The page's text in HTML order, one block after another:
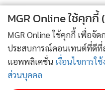
ทั้งนี้ ผู้สมัครจะต้องได้รับกา
(delegate) อย่างน้อย 1,991
ตัวแทนพรรคเดโมแครตลงเ
ประชุมใหญ่พรรคที่จะมีขึ้นใ
ข่าว
MGR Online ใช้คุกกี้
MGR Online ใช้คุกกี้ เพื่อจั
ประสบการณ์คอนเทนต์ที่ดีที่
แอพพลิเคชั่น เงื่อนไขการใ
ส่วนบุคคล